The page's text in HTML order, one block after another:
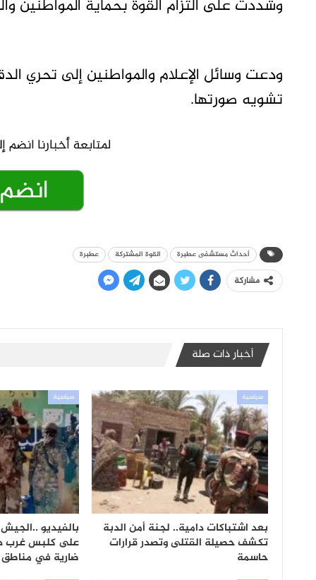
وشددت على التزام القوة بحماية المواطنين
ودعت وسائل الإعلام والمواطنين إلى تحري
تشويه صورتها.
أحداث مستشفى عطبرة القوة المشتركة عطبرة
مشاركة
أخبار ذات صلة
سياسية
بعد اشتباكات دامية.. لجنة أمن الدبة
تكشف حصيلة القتلى وتصدر قرارات
حاسمة
سياسية
بالفيديو
على كلبس غرب
ضارية في